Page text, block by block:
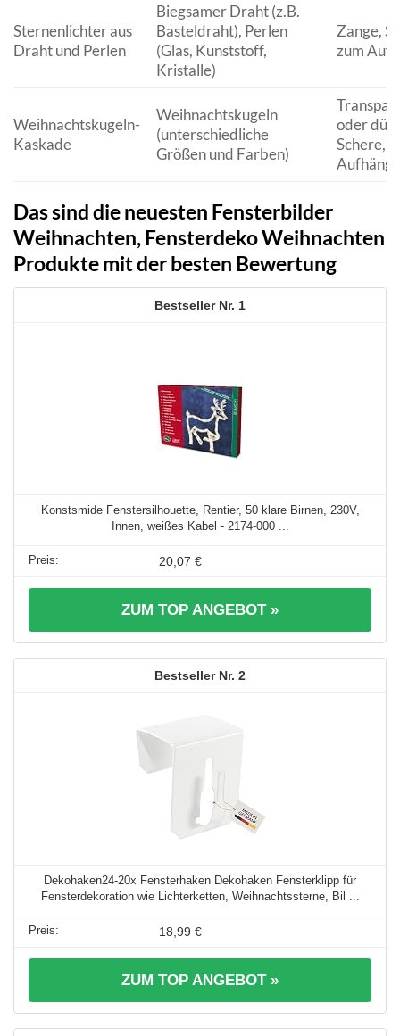
Sternenlichter aus
Draht und Perlen
Biegsamer Draht (z.B.
Basteldraht), Perlen
(Glas, Kunststoff,
Kristalle)
Zange,
zum
Weihnachtskugeln-
Kaskade
Weihnachtskugeln
(unterschiedliche
Größen und Farben)
oder
Schere,
Das sind die neuesten Fensterbilder
Weihnachten, Fensterdeko Weihnachten
Produkte mit der besten Bewertung
1
Konstsmide Fenstersilhouette, Rentier, 50 klare Birnen, 230V,
Innen, weißes Kabel - 2174-000 ...
20,07 €
ZUM TOP ANGEBOT »
2
Dekohaken24-20x Fensterhaken Dekohaken Fensterklipp für
Fensterdekoration wie Lichterketten, Weihnachtssterne, Bil ...
18,99 €
ZUM TOP ANGEBOT »